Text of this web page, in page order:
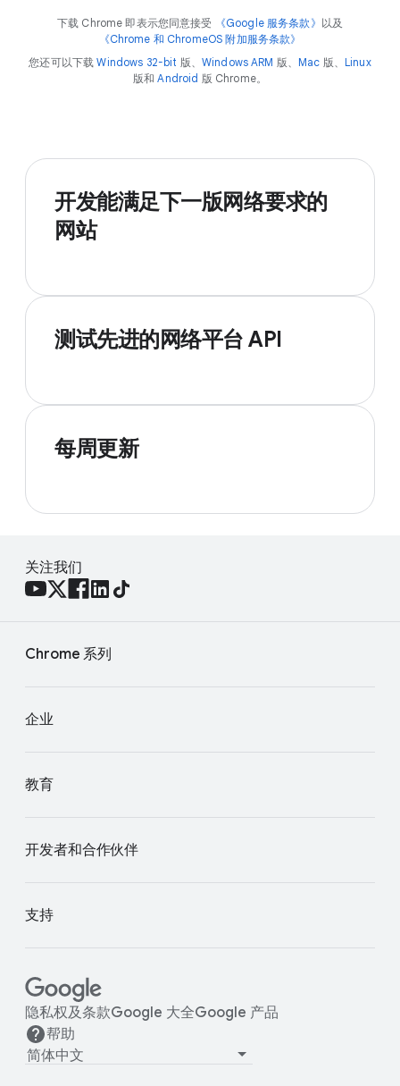
下载 Chrome 即表示您同意接受 《Google 服务条款》 以及
《Chrome 和 ChromeOS 附加服务条款》
您还可以下载Windows 32-bit 版、 Windows ARM 版、 Mac 版、 Linux
版和Android 版 Chrome。
开发能满足下一版网络要求的
网站
测试先进的网络平台 API
每周更新
关注我们
Chrome 系列
企业
教育
开发者和合作伙伴
支持
隐私权及条款Google 大全Google 产品
帮助